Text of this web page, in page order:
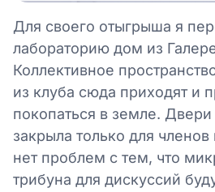
Для своего отыгрыша я
лабораторию дом из
Коллективное
из клуба сюда приходят и
покопаться в земле.
закрыла только для членов
нет проблем с тем, что
трибуна для дискуссий